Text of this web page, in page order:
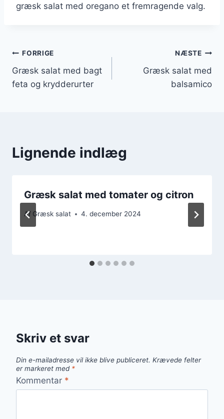
græsk salat med oregano et fremragende valg.
Indlægsnavigation
FORRIGE
Græsk salat med bagt
feta og krydderurter
NÆSTE
Græsk salat med
balsamico
Lignende indlæg
Græsk salat med tomater og citron
Af Græsk salat 4. december 2024
Skriv et svar
Din e-mailadresse vil ikke blive publiceret. Krævede felter
er markeret med *
Kommentar *